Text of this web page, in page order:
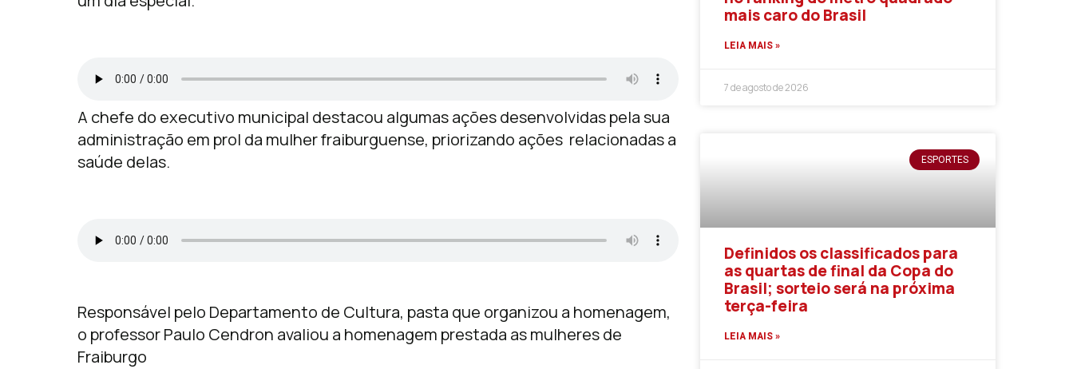
A chefe do executivo municipal destacou algumas ações desenvolvidas pela sua
administração em prol da mulher fraiburguense, priorizando ações relacionadas a
saúde delas.
Responsável pelo Departamento de Cultura, pasta que organizou a homenagem,
o professor Paulo Cendron avaliou a homenagem prestada as mulheres de
Fraiburgo
mais caro do Brasil
LEIA MAIS »
7 de agosto de 2026
ESPORTES
Definidos os classificados para
as quartas de final da Copa do
Brasil; sorteio será na próxima
terça-feira
LEIA MAIS »